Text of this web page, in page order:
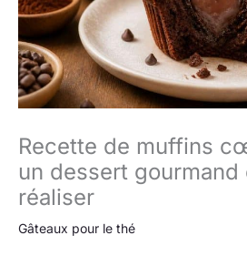
Recette de muffins
un dessert gourmand
réaliser
Gâteaux pour le thé